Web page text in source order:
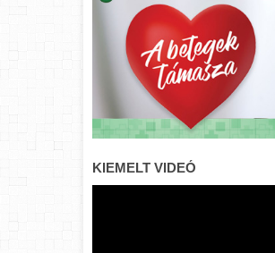
KIEMELT VIDEÓ